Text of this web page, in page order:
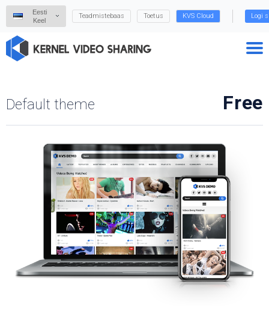
Eesti
Keel
Teadmistebaas Toetus KVS Cloud Logi
Default theme Free